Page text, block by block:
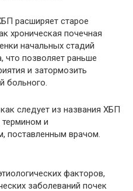
расширяет старое
хроническая почечная
начальных стадий
что позволяет раньше
и затормозить
больного.
следует из названия ХБП
и
поставленным врачом.
факторов,
заболеваний почек